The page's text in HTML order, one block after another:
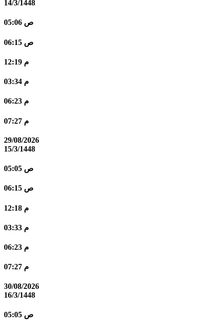
14/3/1448
05:06 ص
06:15 ص
12:19 م
03:34 م
06:23 م
07:27 م
29/08/2026
15/3/1448
05:05 ص
06:15 ص
12:18 م
03:33 م
06:23 م
07:27 م
30/08/2026
16/3/1448
05:05 ص